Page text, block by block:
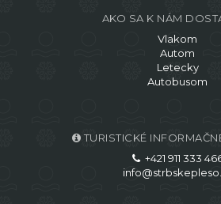
AKO SA K NÁM
Vlakom
Autom
Letecky
Autobusom
TURISTICKÉ
+421 911 333